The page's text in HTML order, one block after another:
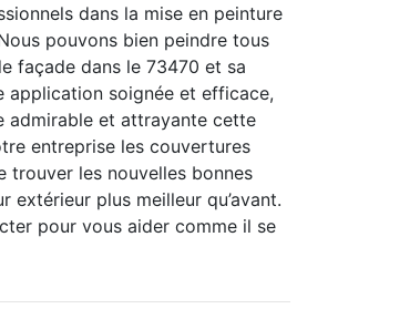
dans la mise en peinture
pouvons bien peindre tous
façade dans le 73470 et sa
application soignée et efficace,
admirable et attrayante cette
entreprise les couvertures
trouver les nouvelles bonnes
extérieur plus meilleur qu’avant.
pour vous aider comme il se